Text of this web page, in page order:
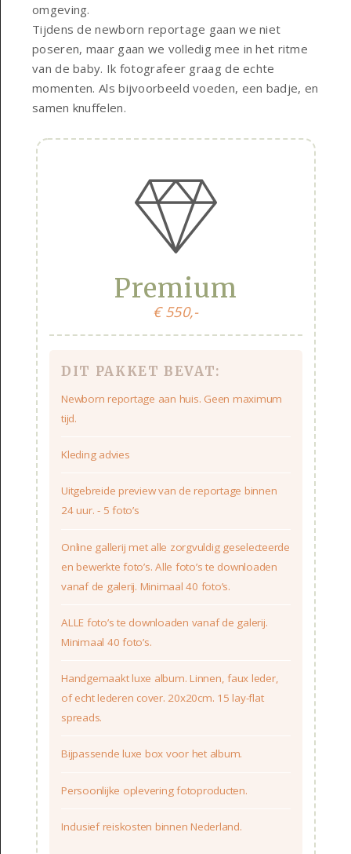
omgeving.
Tijdens de newborn reportage gaan we niet
poseren, maar gaan we volledig mee in het ritme
van de baby. Ik fotografeer graag de echte
momenten. Als bijvoorbeeld voeden, een badje, en
samen knuffelen.
Premium
€ 550,-
DIT PAKKET BEVAT:
Newborn reportage aan huis. Geen maximum
tijd.
Kleding advies
Uitgebreide preview van de reportage binnen
24 uur. - 5 foto’s
Online gallerij met alle zorgvuldig geselecteerde
en bewerkte foto’s. Alle foto’s te downloaden
vanaf de galerij. Minimaal 40 foto’s.
ALLE foto’s te downloaden vanaf de galerij.
Minimaal 40 foto’s.
Handgemaakt luxe album. Linnen, faux leder,
of echt lederen cover. 20x20cm. 15 lay-flat
spreads.
Bijpassende luxe box voor het album.
Persoonlijke oplevering fotoproducten.
Inclusief reiskosten binnen Nederland.